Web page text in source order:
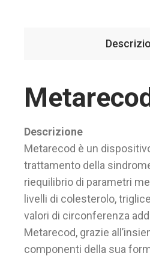
Descrizione
Metarecod è un
trattamento della
riequilibrio di parametri
livelli di colesterolo,
valori di circonferenza
Metarecod, grazie
componenti della sua